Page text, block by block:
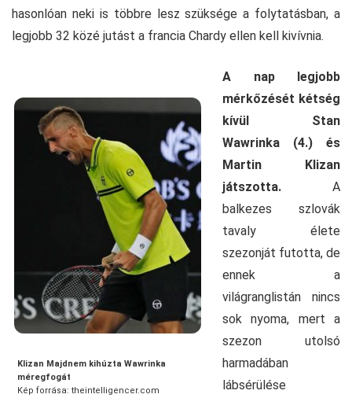
hasonlóan neki is többre lesz szüksége a folytatásban, a
legjobb 32 közé jutást a francia Chardy ellen kell kivívnia.
Klizan Majdnem kihúzta Wawrinka
méregfogát
Kép forrása: theintelligencer.com
A nap legjobb
mérkőzését kétség
kívül Stan
Wawrinka (4.) és
Martin Klizan
játszotta. A
balkezes szlovák
tavaly élete
szezonját futotta, de
ennek a
világranglistán nincs
sok nyoma, mert a
szezon utolsó
harmadában
lábsérülése